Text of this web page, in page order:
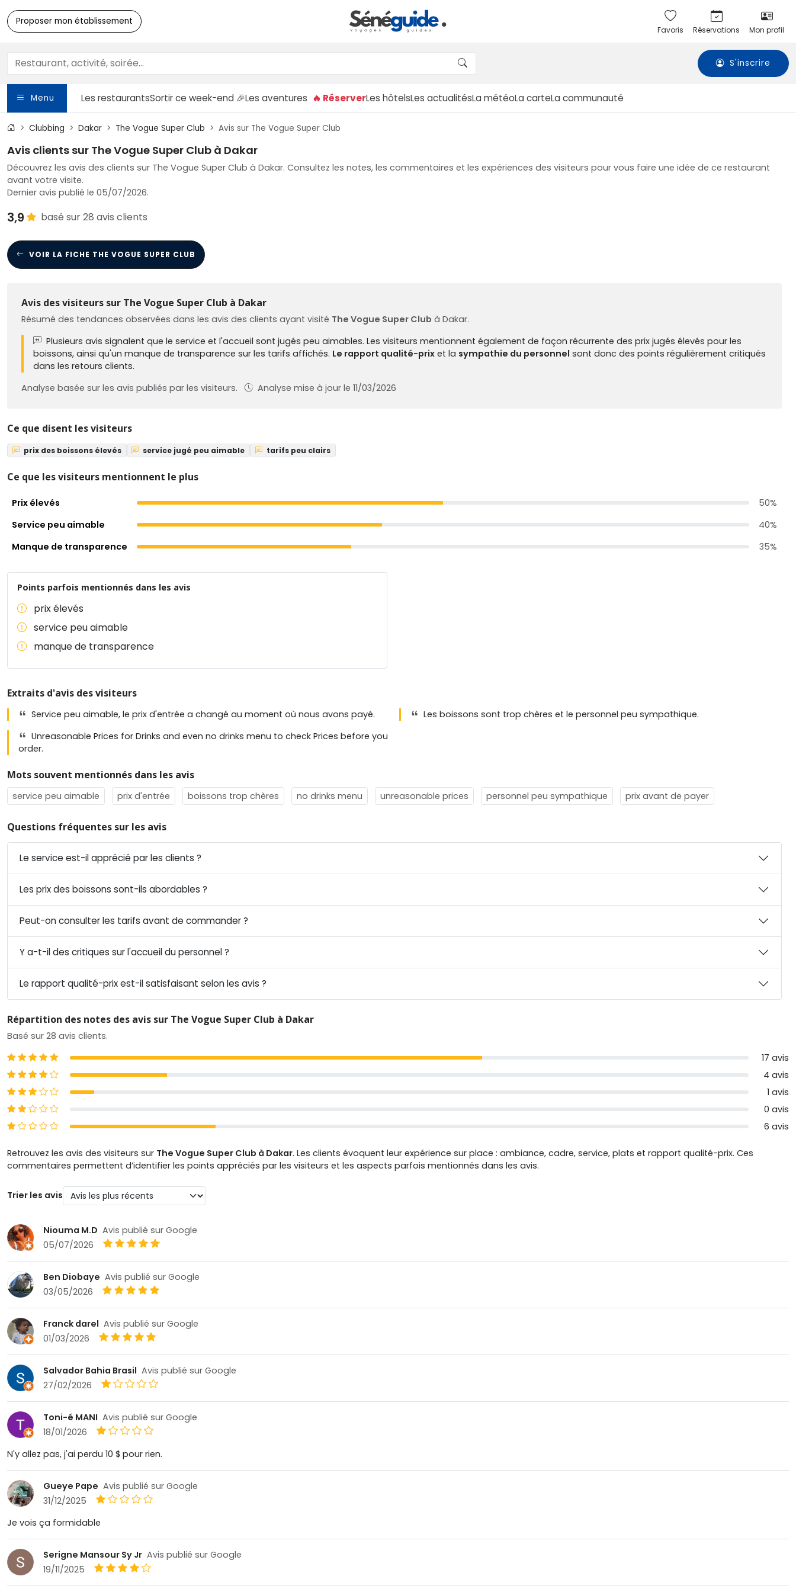
Proposer mon établissement
Favoris Réservations Mon profil
S'inscrire
Menu Les restaurantsSortirce week-end 🎉Les aventures 🔥 RéserverLes hôtelsLes actualitésLa météoLa carteLa communauté
Clubbing Dakar The Vogue Super Club Avis sur The Vogue Super Club
Avis clients sur The Vogue Super Club à Dakar
Découvrez les avis des clients sur The Vogue Super Club à Dakar. Consultez les notes, les commentaires et les expériences des visiteurs pour vous faire une idée de ce restaurant
avant votre visite.
Dernier avis publié le 05/07/2026.
3,9 basé sur 28 avis clients
VOIR LA FICHE THE VOGUE SUPER CLUB
Avis des visiteurs sur The Vogue Super Club à Dakar
Résumé des tendances observées dans les avis des clients ayant visité The Vogue Super Club à Dakar.
Plusieurs avis signalent que le service et l'accueil sont jugés peu aimables. Les visiteurs mentionnent également de façon récurrente des prix jugés élevés pour les
boissons, ainsi qu'un manque de transparence sur les tarifs affichés. Le rapport qualité-prix et la sympathie du personnel sont donc des points régulièrement critiqués
dans les retours clients.
Analyse basée sur les avis publiés par les visiteurs.
Analyse mise à jour le 11/03/2026
Ce que disent les visiteurs
prix des boissons élevés service jugé peu aimable tarifs peu clairs
Ce que les visiteurs mentionnent le plus
Prix élevés
50%
Service peu aimable
40%
Manque de transparence
35%
Points parfois mentionnés dans les avis
prix élevés
service peu aimable
manque de transparence
Extraits d'avis des visiteurs
Service peu aimable, le prix d'entrée a changé au moment où nous avons payé.
Les boissons sont trop chères et le personnel peu sympathique.
Unreasonable Prices for Drinks and even no drinks menu to check Prices before you
order.
Mots souvent mentionnés dans les avis
service peu aimable prix d'entrée boissons trop chères no drinks menu unreasonable prices personnel peu sympathique prix avant de payer
Questions fréquentes sur les avis
Le service est-il apprécié par les clients ?
Les prix des boissons sont-ils abordables ?
Peut-on consulter les tarifs avant de commander ?
Y a-t-il des critiques sur l'accueil du personnel ?
Le rapport qualité-prix est-il satisfaisant selon les avis ?
Répartition des notes des avis sur The Vogue Super Club à Dakar
Basé sur 28 avis clients.
5 étoiles
17 avis
4 étoiles
4 avis
3 étoiles
1 avis
2 étoiles
0 avis
1 étoiles
6 avis
Retrouvez les avis des visiteurs sur The Vogue Super Club à Dakar. Les clients évoquent leur expérience sur place : ambiance, cadre, service, plats et rapport qualité-prix. Ces
commentaires permettent d’identifier les points appréciés par les visiteurs et les aspects parfois mentionnés dans les avis.
Trier les avis
Niouma M.D Avis publié sur Google
05/07/2026
Ben Diobaye Avis publié sur Google
03/05/2026
Franck darel Avis publié sur Google
01/03/2026
Salvador Bahia Brasil Avis publié sur Google
27/02/2026
Toni-é MANI Avis publié sur Google
18/01/2026
N'y allez pas, j'ai perdu 10 $ pour rien.
Gueye Pape Avis publié sur Google
31/12/2025
Je vois ça formidable
Serigne Mansour Sy Jr Avis publié sur Google
19/11/2025